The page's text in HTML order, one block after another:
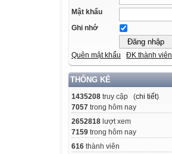
Mật khẩu
Ghi nhớ
Quên mật khẩu ĐK thành viên
THỐNG KÊ
1435208 truy cập (chi tiết)
7057 trong hôm nay
2652818 lượt xem
7159 trong hôm nay
616 thành viên